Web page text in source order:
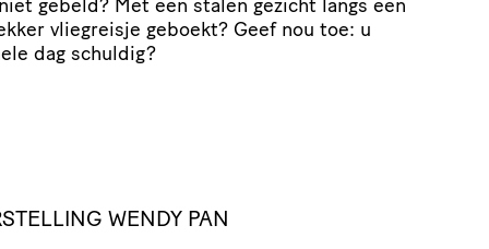
gebeld? Met een stalen gezicht langs een
vliegreisje geboekt? Geef nou toe: u
dag schuldig?
WENDY PAN